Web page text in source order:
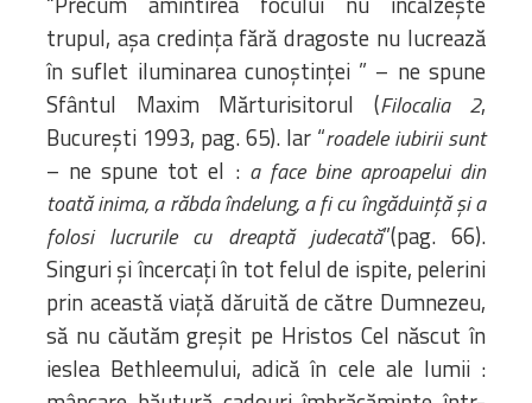
trupul, așa credința fără dragoste nu lucrează
în suflet iluminarea cunoștinței ” – ne spune
Sfântul Maxim Mărturisitorul (Filocalia 2,
București 1993, pag. 65). Iar “roadele iubirii sunt
– ne spune tot el : a face bine aproapelui din
toată inima, a răbda îndelung, a fi cu îngăduință și a
folosi lucrurile cu dreaptă judecată”(pag. 66).
Singuri și încercați în tot felul de ispite, pelerini
prin această viață dăruită de către Dumnezeu,
să nu căutăm greșit pe Hristos Cel născut în
ieslea Bethleemului, adică în cele ale lumii :